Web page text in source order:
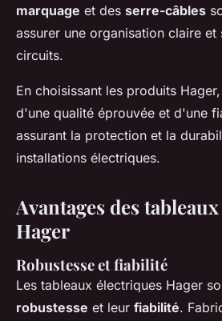
marquage et des serre-câbles
assurer une organisation claire et
circuits.
En choisissant les produits
d'une qualité éprouvée et d'une
assurant la protection et la
installations électriques.
Avantages des
Hager
Robustesse et fiabilité
Les tableaux électriques Hager
robustesse et leur fiabilité.